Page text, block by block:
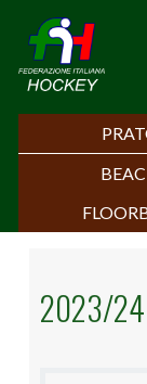
2023/24